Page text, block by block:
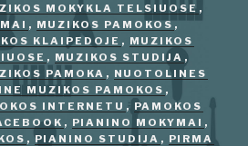
MOKYKLA TELSIUOSE ,
, MUZIKOS PAMOKOS ,
KLAIPEDOJE , MUZIKOS
, MUZIKOS STUDIJA ,
PAMOKA , NUOTOLINES
MUZIKOS PAMOKOS ,
INTERNETU , PAMOKOS
, PIANINO MOKYMAI ,
,PIANINO STUDIJA , PIRMA